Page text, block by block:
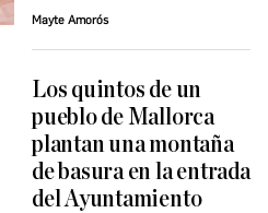
Mayte Amorós
Los quintos de un
pueblo de Mallorca
plantan una montaña
de basura en la entrada
del Ayuntamiento